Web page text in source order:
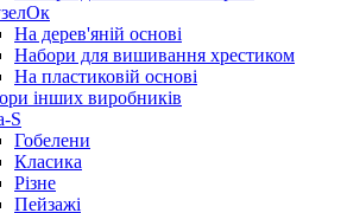
На дерев'яній основі
Набори для вишивання хрестиком
На пластиковій основі
інших виробників
S
Гобелени
Класика
Різне
Пейзажі